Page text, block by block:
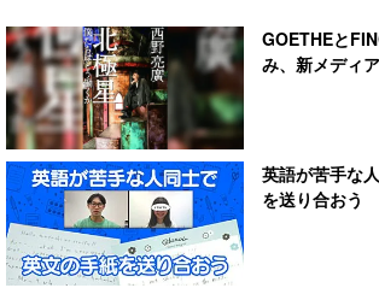
GOETHEと
み、新メディ
英語が苦手な
を送り合おう